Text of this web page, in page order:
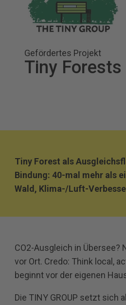
Gefördertes Projekt
Tiny Forests
Tiny Forest als
Bindung: 40-mal mehr als
Wald, Klima-/Luft-
CO2-Ausgleich in Übersee?
vor Ort. Credo: Think local,
beginnt vor der eigenen
Die TINY GROUP setzt sich